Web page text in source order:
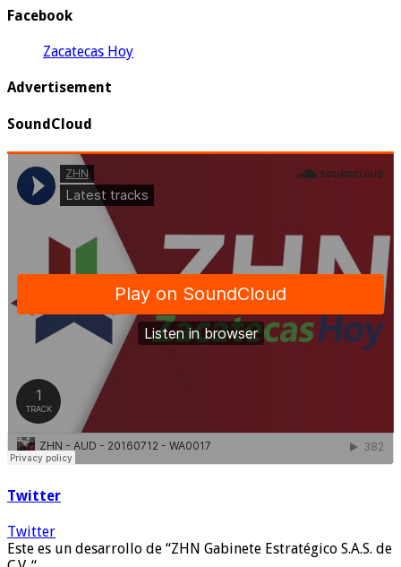
Facebook
Zacatecas Hoy
Advertisement
SoundCloud
Twitter
Twitter
Este es un desarrollo de “ZHN Gabinete Estratégico S.A.S. de